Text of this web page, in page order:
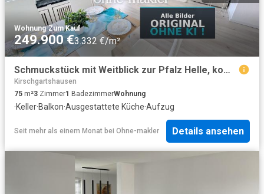
Wohnung·Zum Kauf
249.900 €3.332 €/m²
Schmuckstück mit Weitblick zur Pfalz Helle, komplett renovierte 3 Zimmerwohnung | PROVISIONSFREI
Kirschgartshausen
75 m²3 Zimmer1 BadezimmerWohnung
·Keller·Balkon·Ausgestattete Küche·Aufzug
Seit mehr als einem Monat bei Ohne-makler Details ansehen